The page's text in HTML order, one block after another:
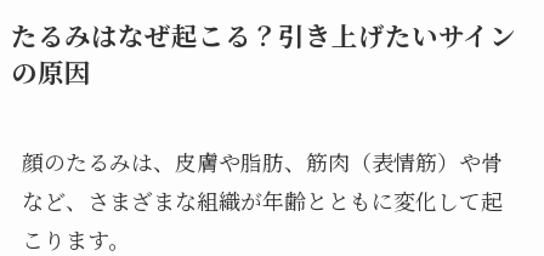
たるみはなぜ起こる？引き上げたいサイン
の原因
顔のたるみは、皮膚や脂肪、筋肉（表情筋）や骨
など、さまざまな組織が年齢とともに変化して起
こります。